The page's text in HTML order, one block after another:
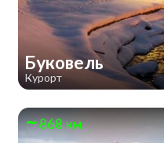
Буковель
Курорт
868 км